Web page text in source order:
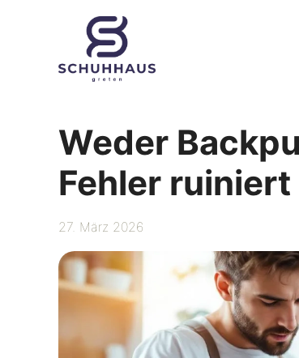
Weder
Fehler
27. März 2026